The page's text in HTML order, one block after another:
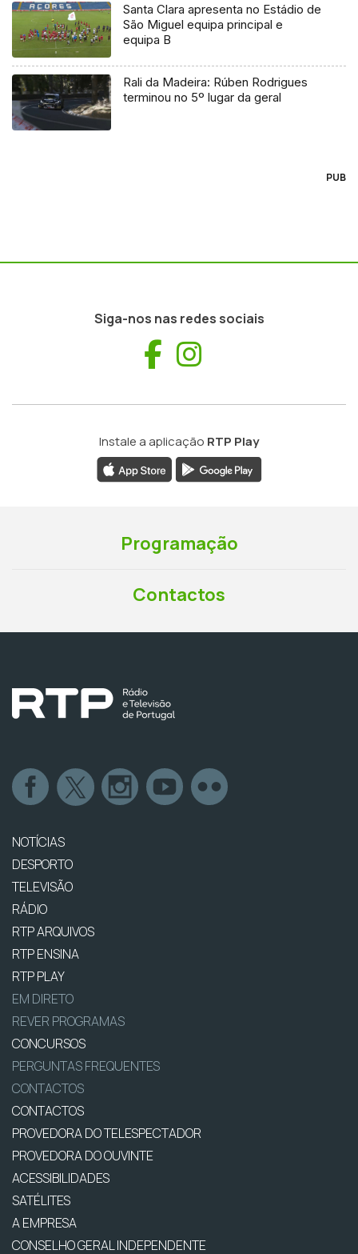
Santa Clara apresenta no Estádio de
São Miguel equipa principal e
equipa B
Rali da Madeira: Rúben Rodrigues
terminou no 5º lugar da geral
PUB
Siga-nos nas redes sociais
Facebook
Instale a aplicação RTP Play
Programação
Contactos
NOTÍCIAS
DESPORTO
TELEVISÃO
RÁDIO
RTP ARQUIVOS
RTP ENSINA
RTP PLAY
EM DIRETO
REVER PROGRAMAS
CONCURSOS
PERGUNTAS FREQUENTES
CONTACTOS
CONTACTOS
PROVEDORA DO TELESPECTADOR
PROVEDORA DO OUVINTE
ACESSIBILIDADES
SATÉLITES
A EMPRESA
CONSELHO GERAL INDEPENDENTE